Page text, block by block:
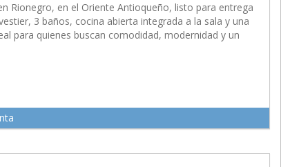
Rionegro, en el Oriente Antioqueño, listo para entrega
3 baños, cocina abierta integrada a la sala y una
para quienes buscan comodidad, modernidad y un